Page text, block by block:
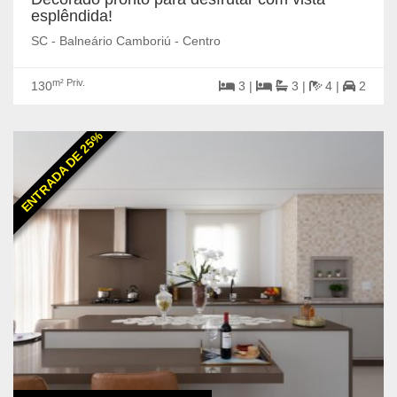
esplêndida!
SC - Balneário Camboriú - Centro
130m² Priv. 3 | 3 | 4 | 2
ENTRADA DE 25%